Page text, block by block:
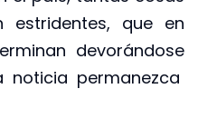
estridentes, que en
devorándose
noticia permanezca